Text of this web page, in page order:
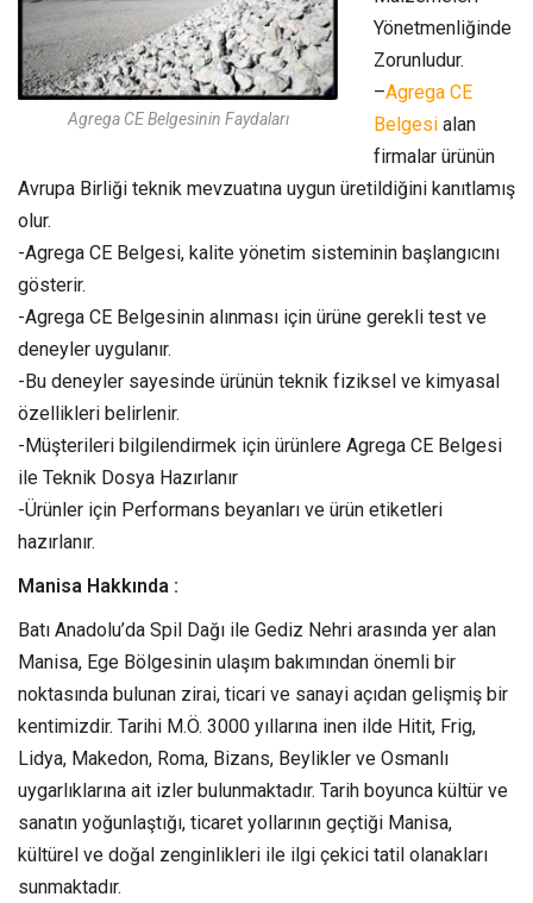
Agrega CE Belgesinin Faydaları
Yönetmenliğinde
Zorunludur.
–Agrega CE
Belgesi alan
firmalar ürünün
Avrupa Birliği teknik mevzuatına uygun üretildiğini kanıtlamış
olur.
-Agrega CE Belgesi, kalite yönetim sisteminin başlangıcını
gösterir.
-Agrega CE Belgesinin alınması için ürüne gerekli test ve
deneyler uygulanır.
-Bu deneyler sayesinde ürünün teknik fiziksel ve kimyasal
özellikleri belirlenir.
-Müşterileri bilgilendirmek için ürünlere Agrega CE Belgesi
ile Teknik Dosya Hazırlanır
-Ürünler için Performans beyanları ve ürün etiketleri
hazırlanır.
Manisa Hakkında :
Batı Anadolu’da Spil Dağı ile Gediz Nehri arasında yer alan
Manisa, Ege Bölgesinin ulaşım bakımından önemli bir
noktasında bulunan zirai, ticari ve sanayi açıdan gelişmiş bir
kentimizdir. Tarihi M.Ö. 3000 yıllarına inen ilde Hitit, Frig,
Lidya, Makedon, Roma, Bizans, Beylikler ve Osmanlı
uygarlıklarına ait izler bulunmaktadır. Tarih boyunca kültür ve
sanatın yoğunlaştığı, ticaret yollarının geçtiği Manisa,
kültürel ve doğal zenginlikleri ile ilgi çekici tatil olanakları
sunmaktadır.